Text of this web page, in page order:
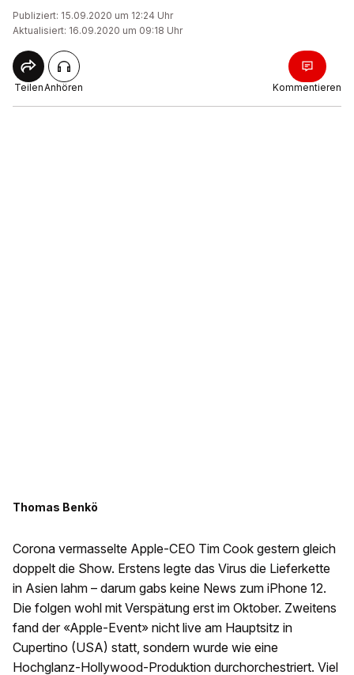
Publiziert: 15.09.2020 um 12:24 Uhr
Aktualisiert: 16.09.2020 um 09:18 Uhr
TeilenAnhören Kommentieren
Thomas Benkö
Corona vermasselte Apple-CEO Tim Cook gestern gleich
doppelt die Show. Erstens legte das Virus die Lieferkette
in Asien lahm – darum gabs keine News zum iPhone 12.
Die folgen wohl mit Verspätung erst im Oktober. Zweitens
fand der «Apple-Event» nicht live am Hauptsitz in
Cupertino (USA) statt, sondern wurde wie eine
Hochglanz-Hollywood-Produktion durchorchestriert. Viel